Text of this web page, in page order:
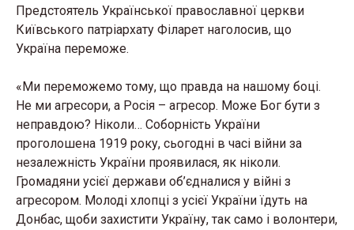
Предстоятель Української православної церкви
Київського патріархату Філарет наголосив, що
Україна переможе.
«Ми переможемо тому, що правда на нашому боці.
Не ми агресори, а Росія – агресор. Може Бог бути з
неправдою? Ніколи… Соборність України
проголошена 1919 року, сьогодні в часі війни за
незалежність України проявилася, як ніколи.
Громадяни усієї держави об’єдналися у війні з
агресором. Молоді хлопці з усієї України їдуть на
Донбас, щоби захистити Україну, так само і волонтери,